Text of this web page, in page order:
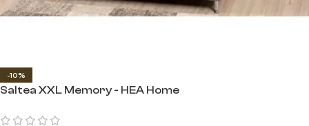
-10%
Saltea XXL Memory - HEA Home